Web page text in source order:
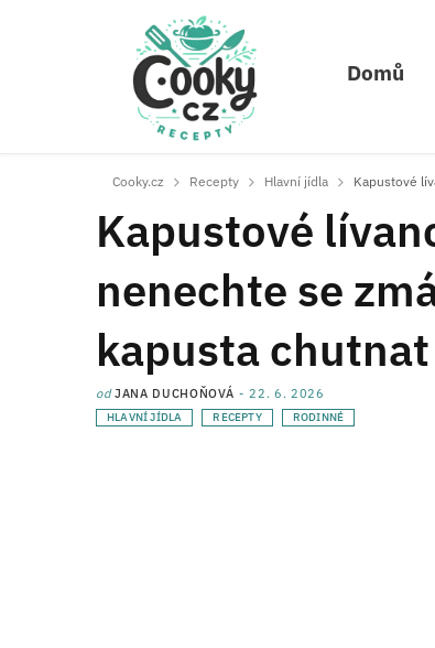
Domů
Cooky.cz Recepty Hlavní jídla Kapustové
Kapustové
nenechte se
kapusta chutnat
odJANA DUCHOŇOVÁ 22. 6. 2026
HLAVNÍ JÍDLA RECEPTY RODINNÉ